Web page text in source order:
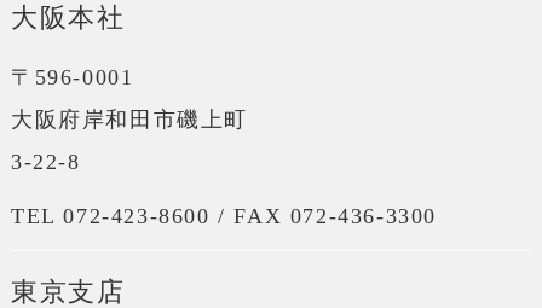
大阪本社
〒596-0001
大阪府岸和田市磯上町
3-22-8
TEL 072-423-8600 / FAX 072-436-3300
東京支店